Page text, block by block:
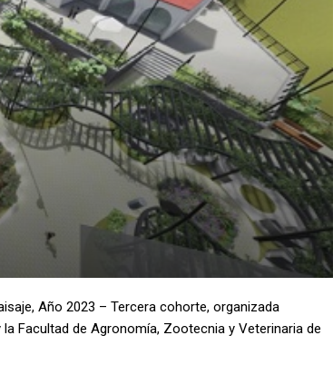
Año 2023 – Tercera cohorte, organizada
Facultad de Agronomía, Zootecnia y Veterinaria de